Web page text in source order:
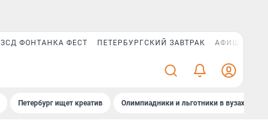
ЗСД ФОНТАНКА ФЕСТ ПЕТЕРБУРГСКИЙ ЗАВТРАК АФИША PLUS
Петербург ищет креатив Олимпиадники и льготники в вузах СПб